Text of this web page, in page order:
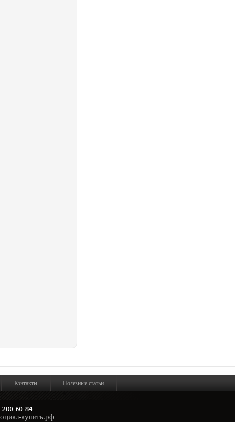
Контакты Полезные статьи
купить.рф